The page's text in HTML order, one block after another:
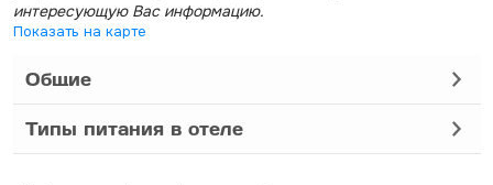
интересующую Вас информацию.
Показать на карте
Общие
Типы питания в отеле